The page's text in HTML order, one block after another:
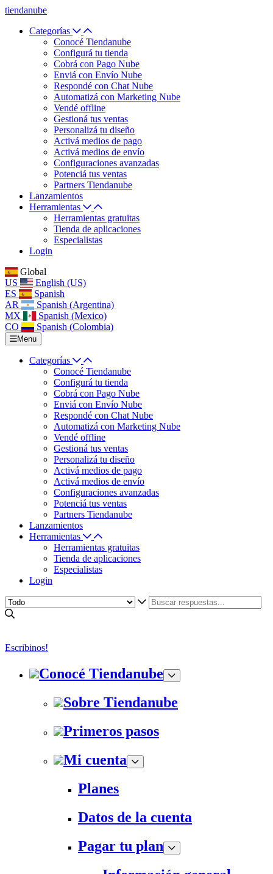
tiendanube
Categorías
Conocé Tiendanube
Configurá tu tienda
Cobrá con Pago Nube
Enviá con Envío Nube
Respondé con Chat Nube
Automatizá con Marketing Nube
Vendé offline
Gestioná tus ventas
Personalizá tu diseño
Activá medios de pago
Activá medios de envío
Configuraciones avanzadas
Potenciá tus ventas
Partners Tiendanube
Lanzamientos
Herramientas
Herramientas gratuitas
Tienda de aplicaciones
Especialistas
Login
Global
US
English (US)
ES
Spanish
AR
Spanish (Argentina)
MX
Spanish (Mexico)
CO
Spanish (Colombia)
Menu
Categorías
Conocé Tiendanube
Configurá tu tienda
Cobrá con Pago Nube
Enviá con Envío Nube
Respondé con Chat Nube
Automatizá con Marketing Nube
Vendé offline
Gestioná tus ventas
Personalizá tu diseño
Activá medios de pago
Activá medios de envío
Configuraciones avanzadas
Potenciá tus ventas
Partners Tiendanube
Lanzamientos
Herramientas
Herramientas gratuitas
Tienda de aplicaciones
Especialistas
Login
Escribinos!
Conocé Tiendanube
Sobre Tiendanube
Primeros pasos
Mi cuenta
Planes
Datos de la cuenta
Pagar tu plan